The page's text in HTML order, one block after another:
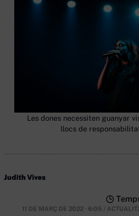
Les dones necessiten guanyar
llocs de
Judith Vives
11 DE MARÇ DE 2022 · 6:05 /